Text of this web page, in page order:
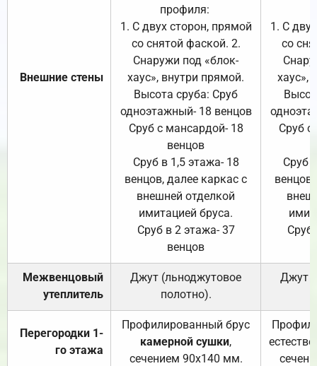
Внешние стены
профиля:
1. С двух сторон, прямой
со снятой фаской. 2.
Снаружи под «блок-
хаус», внутри прямой.
Высота сруба: Сруб
одноэтажный- 18 венцов
Сруб с мансардой- 18
венцов
Сруб в 1,5 этажа- 18
венцов, далее каркас с
внешней отделкой
имитацией бруса.
Сруб в 2 этажа- 37
венцов
1. С
со
хаус»,
Сруб с
Сруб
Сруб
Межвенцовый
утеплитель
Джут (льноджутовое
полотно).
Джут
Перегородки 1-
го этажа
Профилированный брус
камерной сушки,
сечением 90х140 мм.